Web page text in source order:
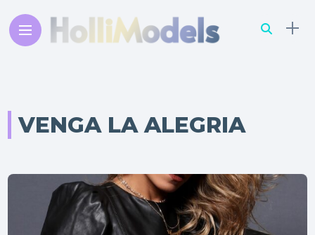
VENGA LA ALEGRIA